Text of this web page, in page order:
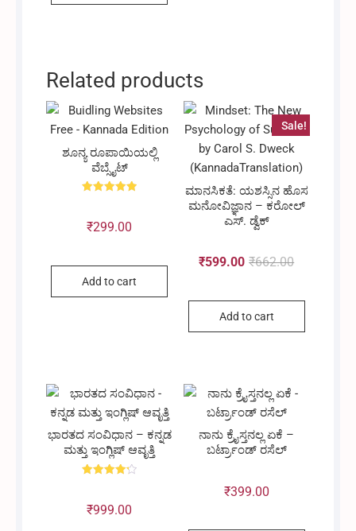
Related products
ಶೂನ್ಯ ರೂಪಾಯಿಯಲ್ಲಿ
ವೆಬ್ಸೈಟ್
out of 5
₹299.00
Add to cart
Sale!
ಮಾನಸಿಕತೆ: ಯಶಸ್ಸಿನ ಹೊಸ
ಮನೋವಿಜ್ಞಾನ – ಕರೋಲ್
ಎಸ್. ಡ್ವೆಕ್
₹662.00Original
₹599.00 Current
Add to cart
ಭಾರತದ ಸಂವಿಧಾನ – ಕನ್ನಡ
ಮತ್ತು ಇಂಗ್ಲಿಷ್ ಆವೃತ್ತಿ
out of 5
₹999.00
ನಾನು ಕ್ರೈಸ್ತನಲ್ಲ ಏಕೆ –
ಬರ್ಟ್ರಾಂಡ್ ರಸೆಲ್
₹399.00